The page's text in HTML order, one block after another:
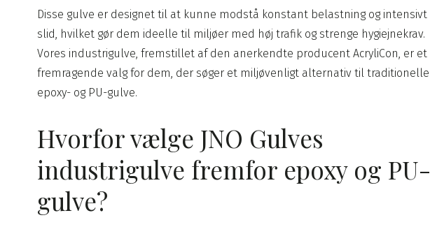
Disse gulve er designet til at kunne modstå konstant belastning og intensivt
slid, hvilket gør dem ideelle til miljøer med høj trafik og strenge hygiejnekrav.
Vores industrigulve, fremstillet af den anerkendte producent AcryliCon, er et
fremragende valg for dem, der søger et miljøvenligt alternativ til traditionelle
epoxy- og PU-gulve.​
Hvorfor vælge JNO Gulves
industrigulve fremfor epoxy og PU-
gulve?